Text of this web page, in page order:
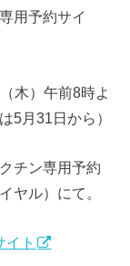
用予約サイ
木）午前8時よ
5月31日から）
チン専用予約
ヤル）にて。
イト